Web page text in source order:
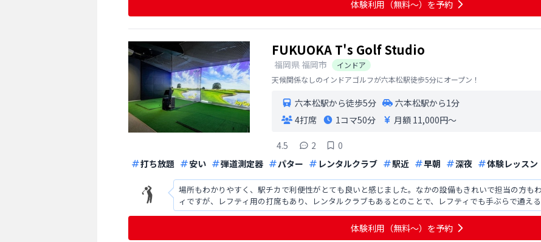
体験利用（無料〜）を予約
FUKUOKA T's Golf Studio
福岡県 福岡市
インドア
天候関係なしのインドアゴルフが六本松駅徒歩5分にオープン！
六本松駅から徒歩5分
六本松駅から1分
4打席
1コマ50分 月額 11,000円〜
4.5 2
0
打ち放題
安い 弾道測定器 パター レンタルクラブ 駅近 早朝 深夜 体験レッスン
場所もわかりやすく、駅チカで利便性がとても良いと感じました。なかの設備もきれいで担当の方も
ィですが、レフティ用の打席もあり、レンタルクラブもあるとのことで、レフティでも手ぶらで通え
真横に別のインドア練習場があり、そちらも出来
体験利用（無料〜）を予約